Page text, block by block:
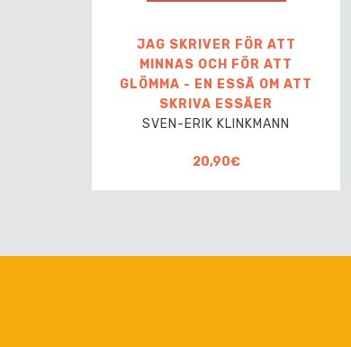
JAG SKRIVER FÖR ATT
MINNAS OCH FÖR ATT
GLÖMMA - EN ESSÄ OM ATT
SKRIVA ESSÄER
SVEN-ERIK KLINKMANN
20,90€